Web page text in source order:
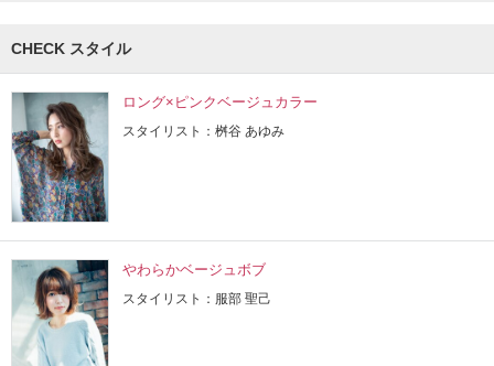
CHECK スタイル
ロング×ピンクベージュカラー
スタイリスト：桝谷 あゆみ
やわらかベージュボブ
スタイリスト：服部 聖己